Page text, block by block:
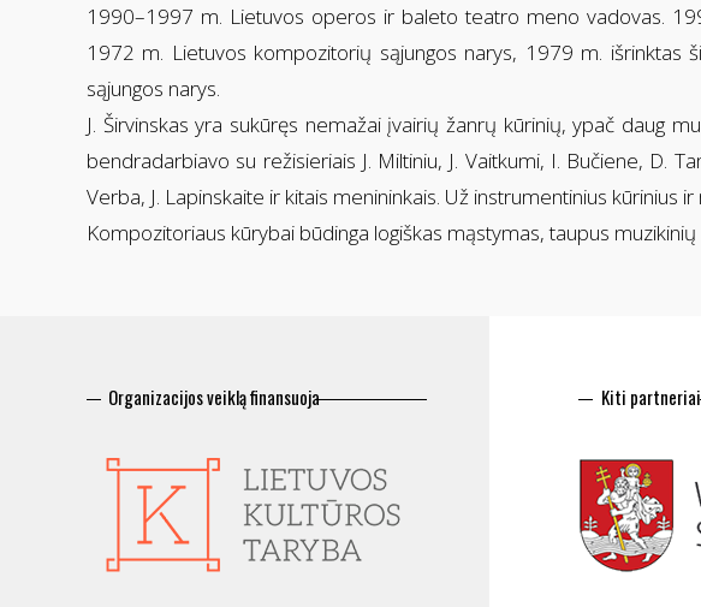
1990–1997 m. Lietuvos operos ir baleto teatro meno vadovas.
1972 m. Lietuvos kompozitorių sąjungos narys, 1979 m. išrinktas
sąjungos narys.
J. Širvinskas yra sukūręs nemažai įvairių žanrų kūrinių, ypač daug
bendradarbiavo su režisieriais J. Miltiniu, J. Vaitkumi, I. Bučiene, D.
Verba, J. Lapinskaite ir kitais menininkais. Už instrumentinius kūrinius
Kompozitoriaus kūrybai būdinga logiškas mąstymas, taupus
Organizacijos veiklą finansuoja Kiti partneriai